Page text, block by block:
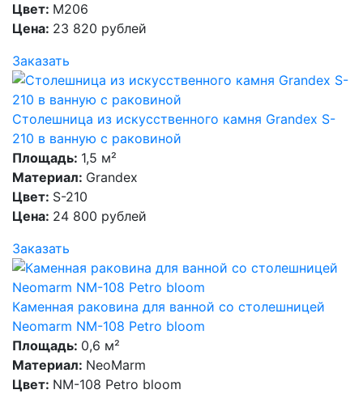
Цвет: M206
Цена: 23 820 рублей
Заказать
Столешница из искусственного камня Grandex S-
210 в ванную с раковиной
Площадь: 1,5 м²
Материал: Grandex
Цвет: S-210
Цена: 24 800 рублей
Заказать
Каменная раковина для ванной со столешницей
Neomarm NM-108 Petro bloom
Площадь: 0,6 м²
Материал: NeoMarm
Цвет: NM-108 Petro bloom